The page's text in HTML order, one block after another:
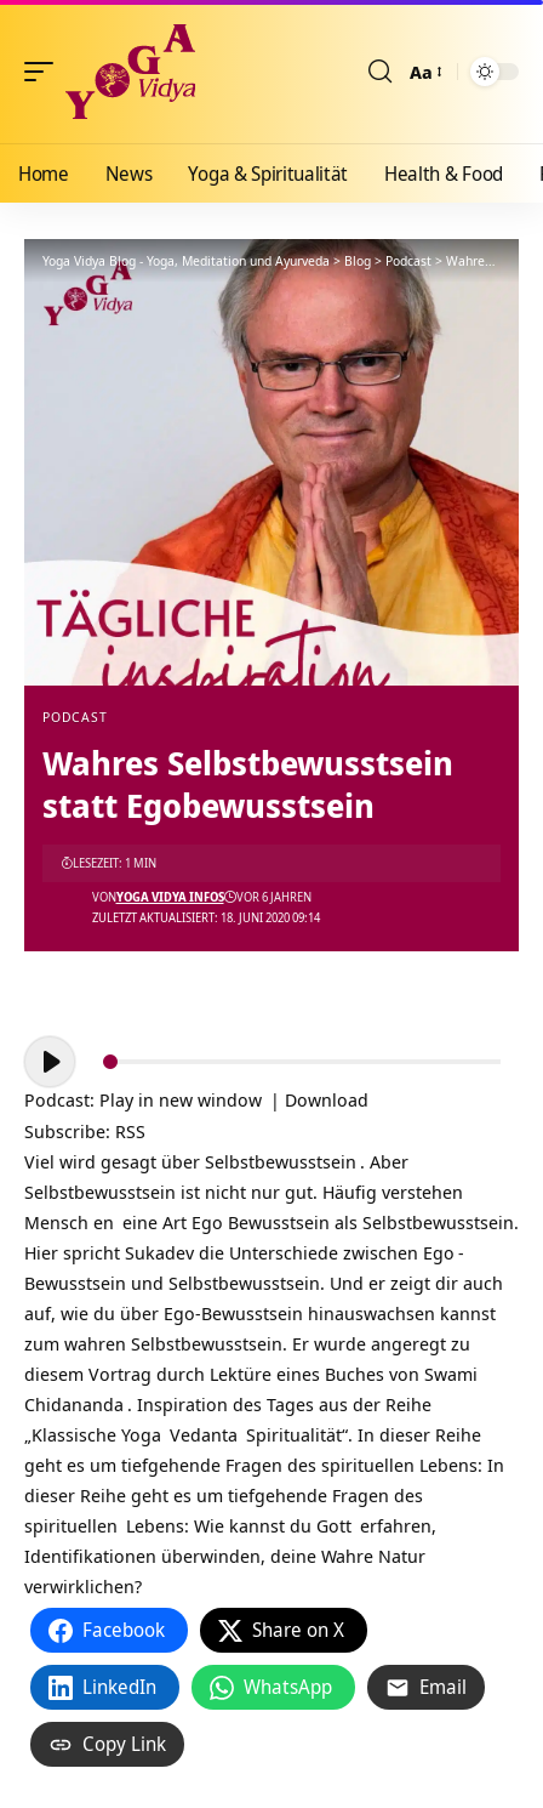
Aa
Home News Yoga & Spiritualität Health & Food
Yoga Vidya Blog - Yoga, Meditation und Ayurveda>Blog>Podcast>Wahres Selbstbewusstsein statt Egobewusstsein
PODCAST
Wahres Selbstbewusstsein
statt Egobewusstsein
ZULETZT AKTUALISIERT: 18. JUNI 2020 09:14
VONYOGA VIDYA INFOS VOR 6 JAHREN
LESEZEIT: 1 MIN
Audio-
Player
Podcast: Play in new window | Download
Subscribe: RSS
Viel wird gesagt über Selbstbewusstsein . Aber
Selbstbewusstsein ist nicht nur gut. Häufig verstehen
Mensch en eine Art Ego Bewusstsein als Selbstbewusstsein.
Hier spricht Sukadev die Unterschiede zwischen Ego -
Bewusstsein und Selbstbewusstsein. Und er zeigt dir auch
auf, wie du über Ego-Bewusstsein hinauswachsen kannst
zum wahren Selbstbewusstsein. Er wurde angeregt zu
diesem Vortrag durch Lektüre eines Buches von Swami
Chidananda . Inspiration des Tages aus der Reihe
„Klassische Yoga Vedanta Spiritualität“. In dieser Reihe
geht es um tiefgehende Fragen des spirituellen Lebens: In
dieser Reihe geht es um tiefgehende Fragen des
spirituellen Lebens: Wie kannst du Gott erfahren,
Identifikationen überwinden, deine Wahre Natur
verwirklichen?
Facebook Share on X
LinkedIn WhatsApp Email
Copy Link